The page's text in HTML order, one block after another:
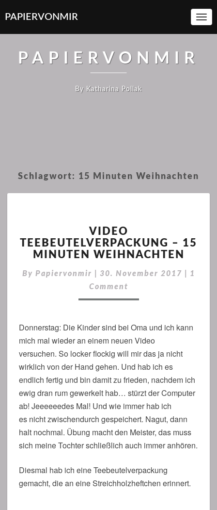
PAPIERVONMIR
PAPIERVONMIR
By Katharina Pollak
Schlagwort: 15 Minuten Weihnachten
–
15
WEIHNACHTEN
VIDEO
TEEBEUTELVERPACKUNG – 15
MINUTEN WEIHNACHTEN
By Papiervonmir 30. November 2017
1
Comment
Donnerstag: Die Kinder sind bei Oma und ich kann
mich mal wieder an einem neuen Video
versuchen. So locker flockig will mir das ja nicht
wirklich von der Hand gehen. Und hab ich es
endlich fertig und bin damit zu frieden, nachdem ich
ewig dran rum gewerkelt hab… stürzt der Computer
ab! Jeeeeeedes Mal! Und wie immer hab ich
es nicht zwischendurch gespeichert. Nagut, dann
halt nochmal. Übung macht den Meister, das muss
sich meine Tochter schließlich auch immer anhören.
Diesmal hab ich eine Teebeutelverpackung
gemacht, die an eine Streichholzheftchen erinnert.